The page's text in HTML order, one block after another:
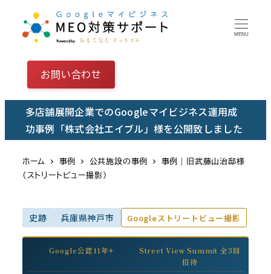
テ
MENU
お問い合わせ
多店舗展開企業でのGoogleマイビジネス運用成
功事例「株式会社エイブル」様を公開致しました
ホーム 事例 公共施設の事例
事例｜旧武藤山治邸様
（ストリートビュー撮影）
史跡 兵庫県神戸市 Googleストリートビュー撮影
Google公認11年+
Street View Summit 全3回
招待